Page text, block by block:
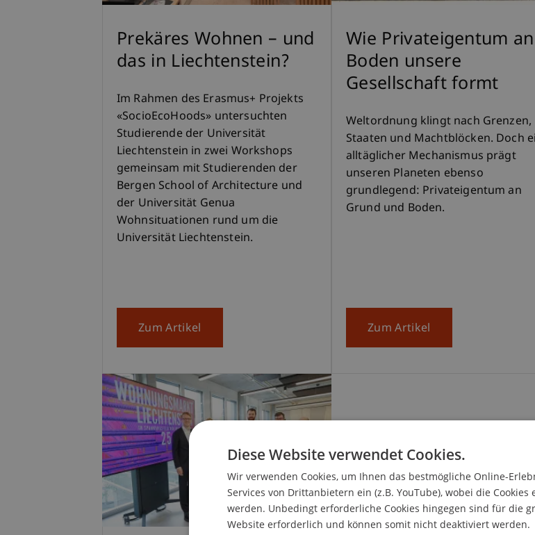
Prekäres Wohnen – und
das in Liechtenstein?
Im Rahmen des Erasmus+ Projekts
«SocioEcoHoods» untersuchten
Studierende der Universität
Liechtenstein in zwei Workshops
gemeinsam mit Studierenden der
Bergen School of Architecture und
der Universität Genua
Wohnsituationen rund um die
Universität Liechtenstein.
Zum Artikel
Wie Privateigentum an
Boden unsere
Gesellschaft formt
Weltordnung klingt nach Grenzen,
Staaten und Machtblöcken. Doch
alltäglicher Mechanismus prägt
unseren Planeten ebenso
grundlegend: Privateigentum an
Grund und Boden.
Zum Artikel
Diese Website verwendet Cookies.
Wir verwenden Cookies, um Ihnen das bestmögliche Online-
Services von Drittanbietern ein (z.B. YouTube), wobei die
werden. Unbedingt erforderliche Cookies hingegen sind für die
Website erforderlich und können somit nicht deaktiviert werden.